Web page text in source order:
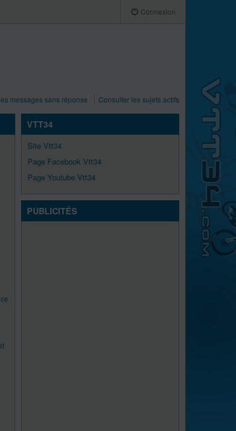
Connexion
messages sans réponse Consulter les sujets actifs
VTT34
Site Vtt34
Page Facebook Vtt34
Page Youtube Vtt34
PUBLICITÉS